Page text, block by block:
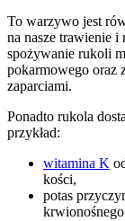
To warzywo jest
na nasze trawienie
spożywanie rukoli
pokarmowego oraz
zaparciami.
Ponadto rukola
przykład:
witamina K
kości,
potas